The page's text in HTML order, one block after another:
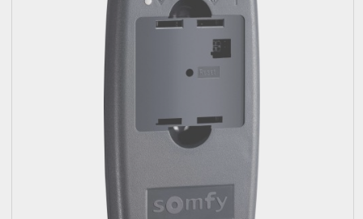
Schließen